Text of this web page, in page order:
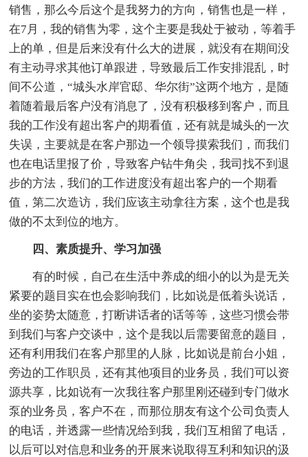
销售，那么今后这个是我努力的方向，销售也是一样，
在7月，我的销售为零，这个主要是我处于被动，等着手
上的单，但是后来没有什么大的进展，就没有在期间没
有主动寻求其他订单跟进，导致最后工作安排混乱，时
间不公道，“城头水岸官邸、华尔街”这两个地方，是随
着随着最后客户没有消息了，没有积极移到客户，而且
我的工作没有超出客户的期看值，还有就是城头的一次
失误，主要就是在客户那边一个领导摸索我们，而我们
也在电话里报了价，导致客户钻牛角尖，我司找不到退
步的方法，我们的工作进度没有超出客户的一个期看
值，第二次造访，我们应该主动拿往方案，这个也是我
做的不太到位的地方。
四、素质提升、学习加强
有的时候，自己在生活中养成的细小的以为是无关
紧要的题目实在也会影响我们，比如说是低着头说话，
坐的姿势太随意，打断讲话者的话等等，这些习惯会带
到我们与客户交谈中，这个是我以后需要留意的题目，
还有利用我们在客户那里的人脉，比如说是前台小姐，
旁边的工作职员，还有其他项目的业务员，我们可以资
源共享，比如说有一次我往客户那里刚还碰到专门做水
泵的业务员，客户不在，而那位朋友有这个公司负责人
的电话，并透露一些情况给到我，我们互相留了电话，
以后可以对信息和业务的开展来说取得互利和知识的汲